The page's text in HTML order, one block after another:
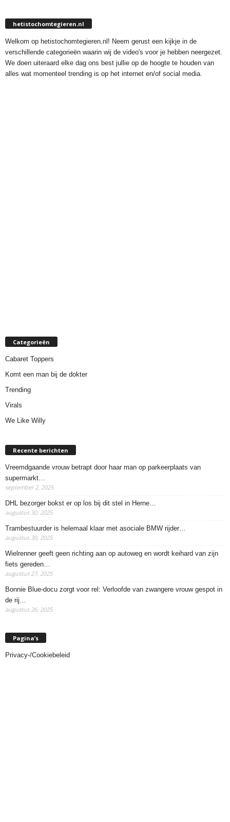
hetistochomtegieren.nl
Welkom op hetistochomtegieren.nl! Neem gerust een kijkje in de
verschillende categorieën waarin wij de video's voor je hebben neergezet.
We doen uiteraard elke dag ons best jullie op de hoogte te houden van
alles wat momenteel trending is op het internet en/of social media.
Categorieën
Cabaret Toppers
Komt een man bij de dokter
Trending
Virals
We Like Willy
Recente berichten
Vreemdgaande vrouw betrapt door haar man op parkeerplaats van
supermarkt…
september 2, 2025
DHL bezorger bokst er op los bij dit stel in Herne…
augustus 30, 2025
Trambestuurder is helemaal klaar met asociale BMW rijder…
augustus 30, 2025
Wielrenner geeft geen richting aan op autoweg en wordt keihard van zijn
fiets gereden…
augustus 27, 2025
Bonnie Blue-docu zorgt voor rel: Verloofde van zwangere vrouw gespot in
de rij…
augustus 26, 2025
Pagina’s
Privacy-/Cookiebeleid